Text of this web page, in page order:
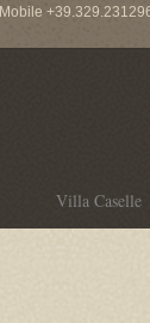
Mobile
Villa Caselle